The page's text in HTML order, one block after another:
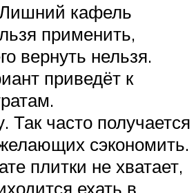
кафель
применить,
вернуть нельзя.
приведёт к
Так часто получается
сэкономить.
плитки не хватает,
ехать в